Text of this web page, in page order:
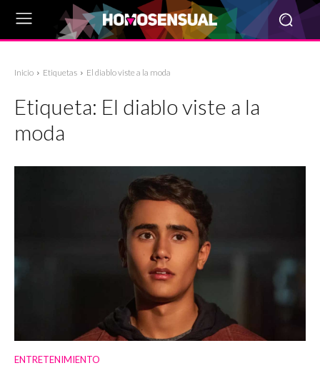
Inicio Etiquetas El diablo viste a la moda
Etiqueta: El diablo viste a la
moda
ENTRETENIMIENTO